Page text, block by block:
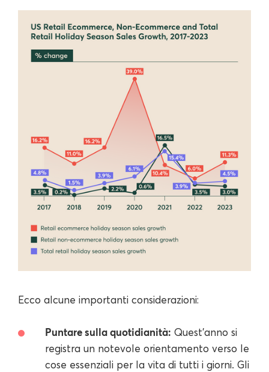
Ecco alcune importanti considerazioni:
Puntare sulla quotidianità: Quest'anno si
registra un notevole orientamento verso le
cose essenziali per la vita di tutti i giorni. Gli